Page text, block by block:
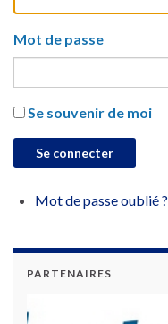
Mot de passe
Se souvenir de moi
Se connecter
Mot de passe oublié ?
PARTENAIRES